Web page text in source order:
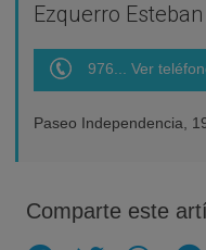
Ezquerro Esteban
976... Ver
Paseo Independencia,
Comparte este